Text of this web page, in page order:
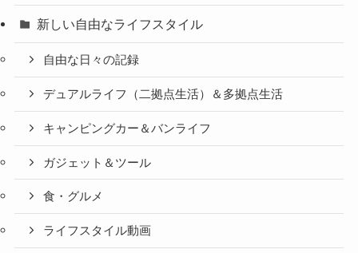
新しい自由なライフスタイル
自由な日々の記録
デュアルライフ（二拠点生活）＆多拠点生活
キャンピングカー＆バンライフ
ガジェット＆ツール
食・グルメ
ライフスタイル動画